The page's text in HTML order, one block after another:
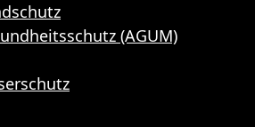
(AGUM)